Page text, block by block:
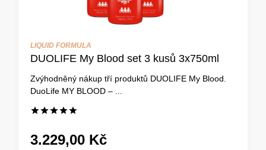
LIQUID FORMULA
DUOLIFE My Blood set 3 kusů 3x750ml
Zvýhodněný nákup tří produktů DUOLIFE My Blood.
DuoLife MY BLOOD – ...
3.229,00 Kč